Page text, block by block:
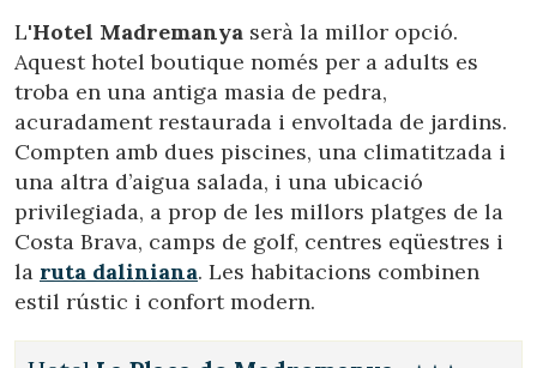
L'Hotel Madremanya serà la millor opció.
Aquest hotel boutique només per a adults es
troba en una antiga masia de pedra,
acuradament restaurada i envoltada de jardins.
Compten amb dues piscines, una climatitzada i
una altra d’aigua salada, i una ubicació
privilegiada, a prop de les millors platges de la
Costa Brava, camps de golf, centres eqüestres i
la ruta daliniana. Les habitacions combinen
estil rústic i confort modern.